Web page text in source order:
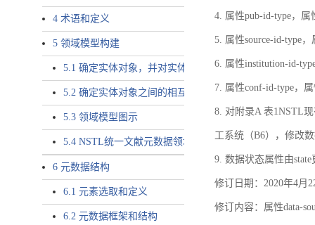
4 术语和定义
5 领域模型构建
5.1 确定实体对象，并对实体对象命名
5.2 确定实体对象之间的相互关系，定义实体对象之间的
5.3 领域模型图示
5.4 NSTL统一文献元数据领域模型的验证
6 元数据结构
6.1 元素选取和定义
6.2 元数据框架和结构
4. 属性pub-id-type，属
5. 属性source-id-type
6. 属性institution-id-
7. 属性conf-id-type，
8. 对附录A 表1NSTL
工系统（B6），修改
9. 数据状态属性由state
修订日期：2020年4月
修订内容：属性data-